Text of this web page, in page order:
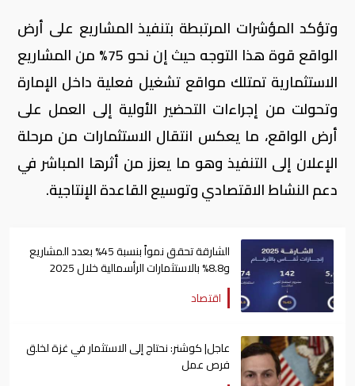
وتؤكد المؤشرات المرتبطة بتنفيذ المشاريع على أرض
الواقع قوة هذا التوجه حيث إن نحو 75% من المشاريع
الاستثمارية تمتلك مواقع تشغيل فعلية داخل الإمارة
وتحولت من إجراءات التحضير الأولية إلى العمل على
أرض الواقع، ما يعكس انتقال الاستثمارات من مرحلة
الإعلان إلى التنفيذ وهو ما يعزز من أثرها المباشر في
دعم النشاط الاقتصادي وتوسيع القاعدة الإنتاجية.
الشارقة تحقق نمواً بنسبة 45% بعدد المشاريع
و8.8% بالاستثمارات الرأسمالية خلال 2025
اقتصاد
عاجل| كوشنر: نحتاج إلى الاستثمار في غزة لخلق
فرص عمل